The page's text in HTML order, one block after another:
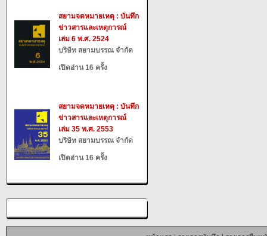
สยามจดหมายเหตุ : บันทึก
ข่าวสารและเหตุการณ์
เล่ม 6 พ.ศ. 2524
บริษัท สยามบรรณ จำกัด
เปิดอ่าน 16 ครั้ง
สยามจดหมายเหตุ : บันทึก
ข่าวสารและเหตุการณ์
เล่ม 35 พ.ศ. 2553
บริษัท สยามบรรณ จำกัด
เปิดอ่าน 16 ครั้ง